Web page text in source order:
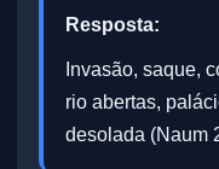
Resposta:
Invasão, saque,
rio abertas,
desolada (Naum